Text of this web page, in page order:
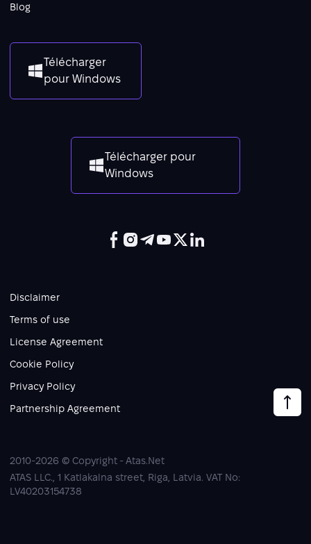
Blog
Télécharger
pour Windows
Télécharger pour
Windows
2010-2026 © Copyright - Atas.Net
ATAS LLC., 1 Katlakalna street, Riga, Latvia. VAT No:
LV40203154738
Disclaimer
Terms of use
License Agreement
Cookie Policy
Privacy Policy
Partnership Agreement